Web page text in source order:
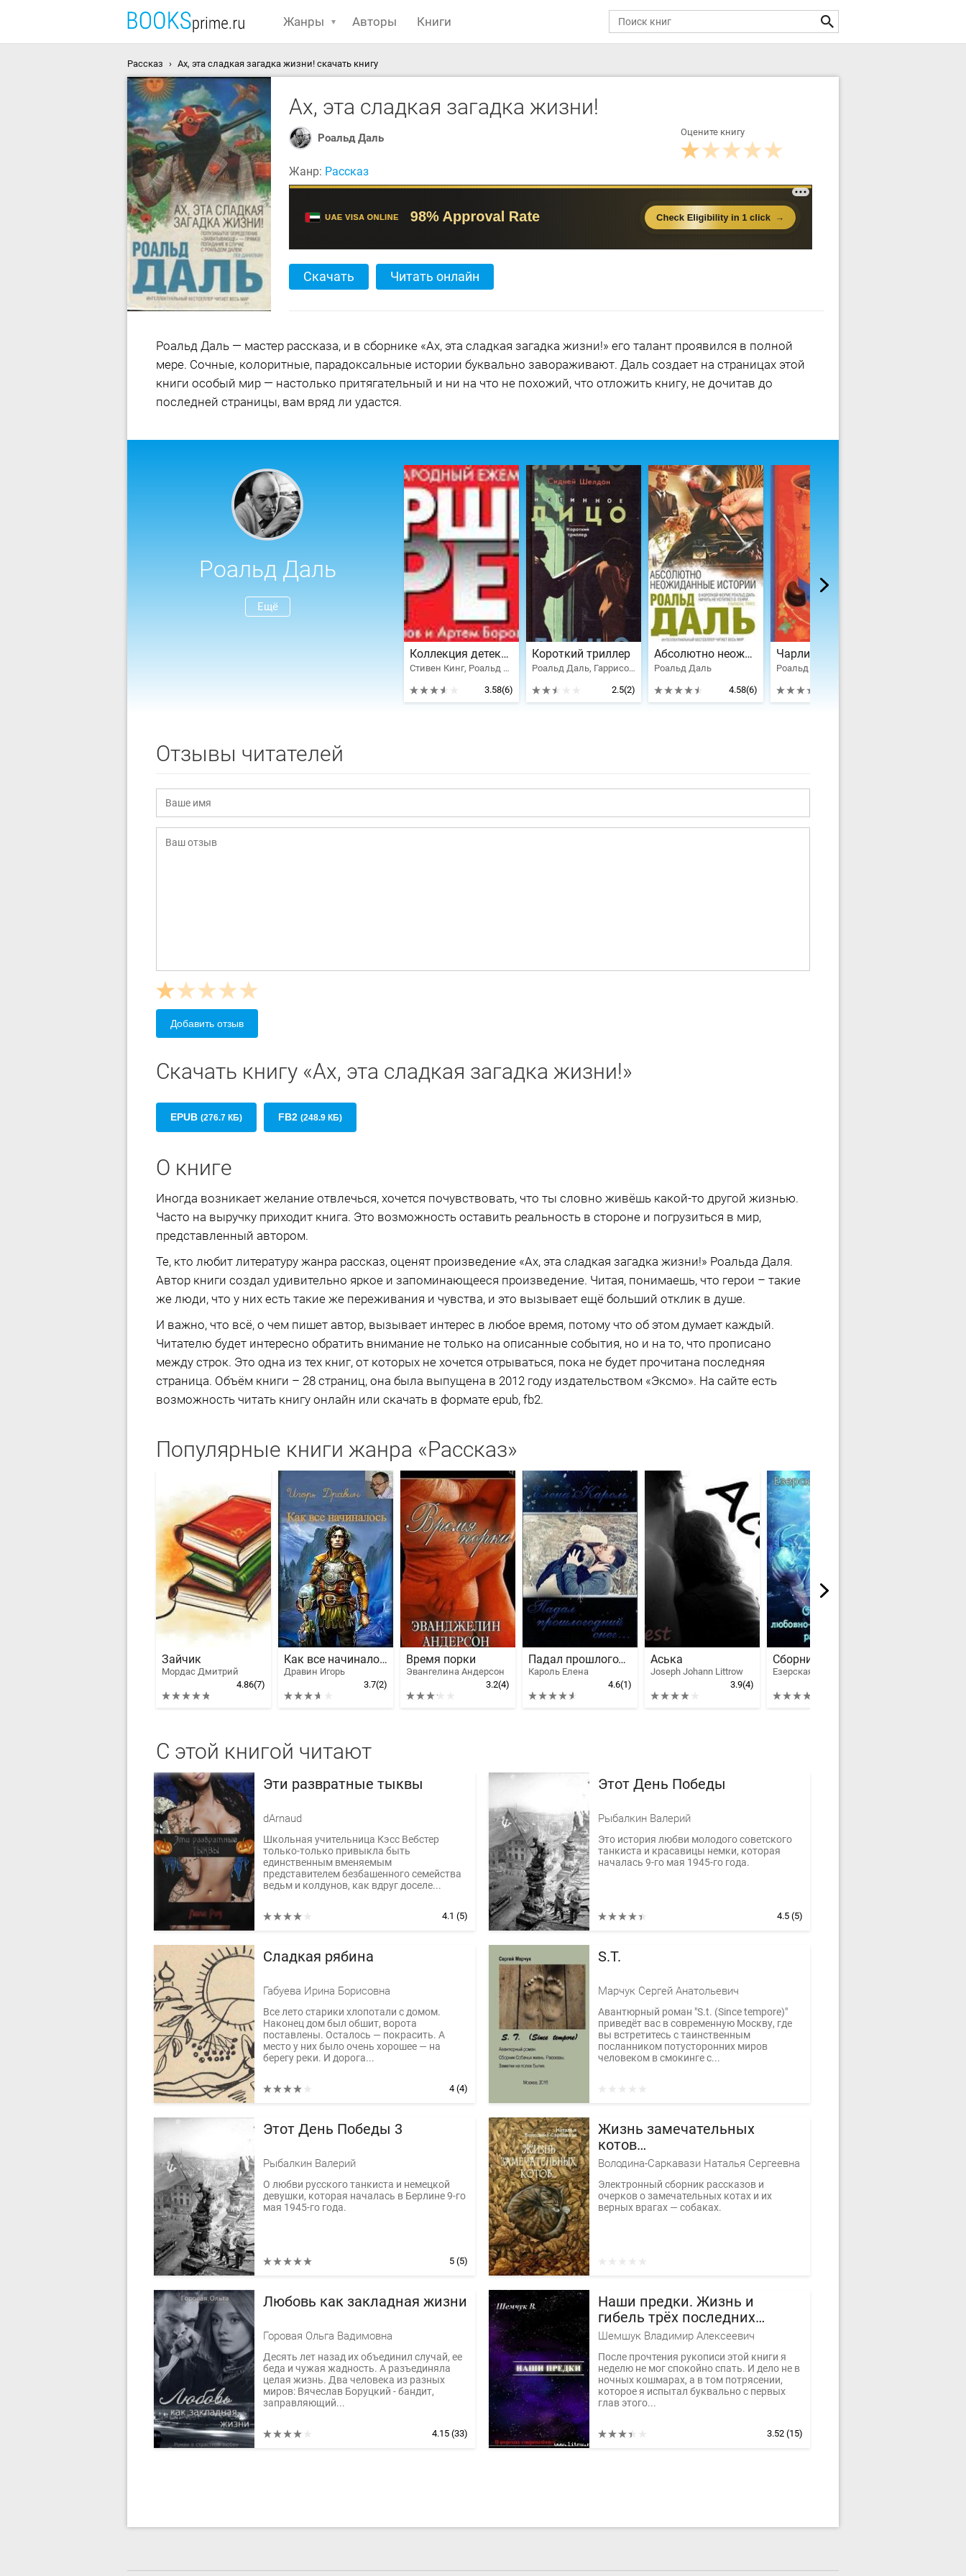
Жанры Авторы Книги
Рассказ Ах, эта сладкая загадка жизни! скачать книгу
Ах, эта сладкая загадка жизни!
Роальд Даль Оцените книгу
Жанр: Рассказ
Скачать Читать онлайн
Роальд Даль — мастер рассказа, и в сборнике «Ах, эта сладкая загадка жизни!» его талант проявился в полной
мере. Сочные, колоритные, парадоксальные истории буквально завораживают. Даль создает на страницах этой
книги особый мир — настолько притягательный и ни на что не похожий, что отложить книгу, не дочитав до
последней страницы, вам вряд ли удастся.
Роальд Даль
Ещё
Коллекция детективов
Стивен Кинг, Роальд Даль, Блох Роберт Альберт, Грейвс Роберт, Лутц Джон, Мэтисон Ричард, Блок Лоуренс, Макгерр Патрисия, Хилл Текс, Гриннэл Дэвид, Ноултон Дон, Пэйн Джозеф, Крайдер Билл, Фиш Роберт, Чизхолм Ли, Камински Стюарт Мелвин, Миронюк Надя, Холдинг Джеймс, Деминг Ричард, Аллен Стив, Чампьон Дарси Линдон, Даниеэлс Гаролд, Кук Дэвид С., Дэвидсон Аврам, ОКоннел Стив, Хенинг Дональд, Куин Эллери, Дарнелл Оливия, Рокотов Валерий
3.58(6)
Короткий триллер
Роальд Даль, Гаррисон Гарри, Блох Роберт Альберт, Пауэлл Тэлмидж, Артур Роберт, Каттнер Генри, Мэтисон Ричард, Уитли Дэннис, Шпехт Роберт, Бриттен Уильям, Уоделл Мартин, Нил Нигель
2.5(2)
Абсолютно неожиданные истории
Роальд Даль
4.58(6)
Отзывы читателей
Добавить отзыв
Скачать книгу «Ах, эта сладкая загадка жизни!»
EPUB (276.7 КБ) FB2 (248.9 КБ)
О книге
Иногда возникает желание отвлечься, хочется почувствовать, что ты словно живёшь какой-то другой жизнью.
Часто на выручку приходит книга. Это возможность оставить реальность в стороне и погрузиться в мир,
представленный автором.
Те, кто любит литературу жанра рассказ, оценят произведение «Ах, эта сладкая загадка жизни!» Роальда Даля.
Автор книги создал удивительно яркое и запоминающееся произведение. Читая, понимаешь, что герои – такие
же люди, что у них есть такие же переживания и чувства, и это вызывает ещё больший отклик в душе.
И важно, что всё, о чем пишет автор, вызывает интерес в любое время, потому что об этом думает каждый.
Читателю будет интересно обратить внимание не только на описанные события, но и на то, что прописано
между строк. Это одна из тех книг, от которых не хочется отрываться, пока не будет прочитана последняя
страница. Объём книги – 28 страниц, она была выпущена в 2012 году издательством «Эксмо». На сайте есть
возможность читать книгу онлайн или скачать в формате epub, fb2.
Популярные книги жанра «Рассказ»
Зайчик
Мордас Дмитрий
4.86(7)
Как все начиналось
Дравин Игорь
3.7(2)
Время порки
Эвангелина Андерсон
3.2(4)
Падал прошлогодний снег...
Кароль Елена
4.6(1)
Аська
Joseph Johann Littrow
3.9(4)
С этой книгой читают
Эти развратные тыквы
dArnaud
Школьная учительница Кэсс Вебстер
только-только привыкла быть
единственным вменяемым
представителем безбашенного семейства
ведьм и колдунов, как вдруг доселе...
4.1 (5)
Этот День Победы
Рыбалкин Валерий
Это история любви молодого советского
танкиста и красавицы немки, которая
началась 9-го мая 1945-го года.
4.5(5)
Сладкая рябина
Габуева Ирина Борисовна
Все лето старики хлопотали с домом.
Наконец дом был обшит, ворота
поставлены. Осталось — покрасить. А
место у них было очень хорошее — на
берегу реки. И дорога...
4 (4)
S.T.
Марчук Сергей Анатольевич
Авантюрный роман "S.t. (Since tempore)"
приведёт вас в современную Москву, где
вы встретитесь с таинственным
посланником потусторонних миров
человеком в смокинге с...
Этот День Победы 3
Рыбалкин Валерий
О любви русского танкиста и немецкой
девушки, которая началась в Берлине 9-го
мая 1945-го года.
5 (5)
Жизнь замечательных
котов…
Володина-Саркавази Наталья Сергеевна
Электронный сборник рассказов и
очерков о замечательных котах и их
верных врагах — собаках.
Любовь как закладная жизни
Горовая Ольга Вадимовна
Десять лет назад их объединил случай, ее
беда и чужая жадность. А разъединяла
целая жизнь. Два человека из разных
миров: Вячеслав Боруцкий - бандит,
заправляющий...
4.15 (33)
Hаши предки. Жизнь и
гибель трёх последних
цивилизаций.
Шемшук Владимир Алексеевич
После прочтения рукописи этой книги я
неделю не мог спокойно спать. И дело не в
ночных кошмарах, а в том потрясении,
которое я испытал буквально с первых
глав этого...
3.52(15)